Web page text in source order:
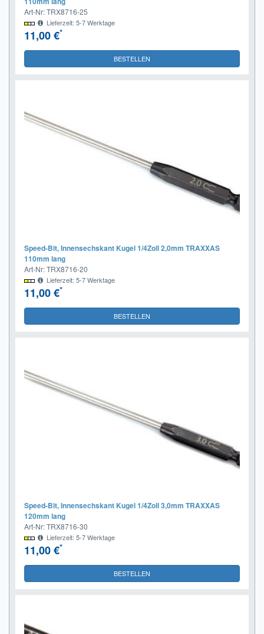
Art-Nr: TRX8716-25
Lieferzeit: 5-7 Werktage
11,00 €*
BESTELLEN
Speed-Bit, Innensechskant Kugel 1/4Zoll 2,0mm TRAXXAS
110mm lang
Art-Nr: TRX8716-20
Lieferzeit: 5-7 Werktage
11,00 €*
BESTELLEN
Speed-Bit, Innensechskant Kugel 1/4Zoll 3,0mm TRAXXAS
120mm lang
Art-Nr: TRX8716-30
Lieferzeit: 5-7 Werktage
11,00 €*
BESTELLEN